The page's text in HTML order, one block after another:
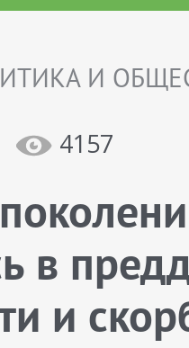
И
4157
в
и